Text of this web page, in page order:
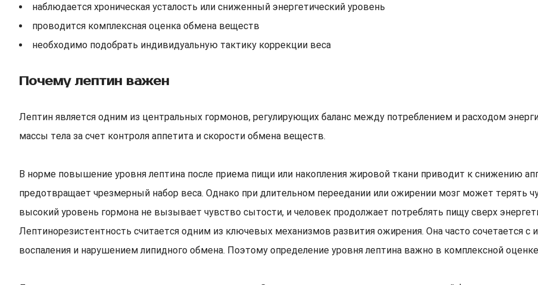
наблюдается хроническая усталость или сниженный энергетический уровень
проводится комплексная оценка обмена веществ
необходимо подобрать индивидуальную тактику коррекции веса
Почему лептин важен
Лептин является одним из центральных гормонов, регулирующих баланс между потреблением и расходом
массы тела за счет контроля аппетита и скорости обмена веществ.
В норме повышение уровня лептина после приема пищи или накопления жировой ткани приводит к снижению
предотвращает чрезмерный набор веса. Однако при длительном переедании или ожирении мозг может терять
высокий уровень гормона не вызывает чувство сытости, и человек продолжает потреблять пищу сверх
Лептинорезистентность считается одним из ключевых механизмов развития ожирения. Она часто сочетается
воспаления и нарушением липидного обмена. Поэтому определение уровня лептина важно в комплексной